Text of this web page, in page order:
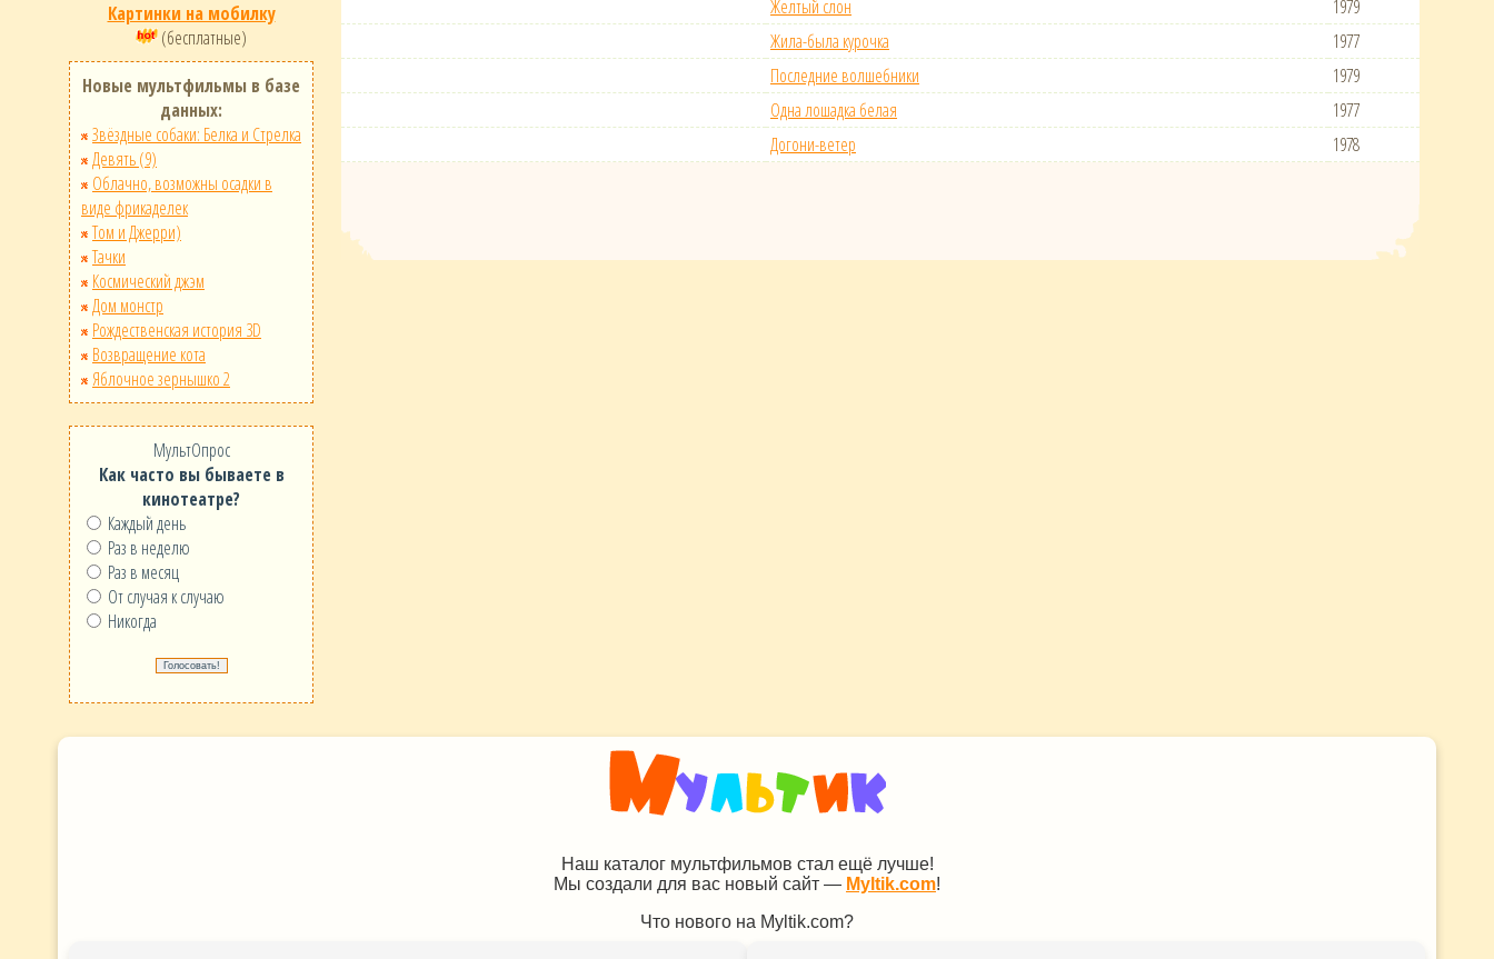
Картинки на мобилку
(бесплатные)
Новые мультфильмы в базе
данных:
Звёздные собаки: Белка и Стрелка
Девять (9)
Облачно, возможны осадки в
виде фрикаделек
Том и Джерри)
Тачки
Космический джэм
Дом монстр
Рождественская история 3D
Возвращение кота
Яблочное зернышко 2
МультОпрос
Как часто вы бываете в
кинотеатре?
Каждый день
Раз в неделю
Раз в месяц
От случая к случаю
Никогда
Желтый слон
1979
Жила-была курочка
1977
Последние волшебники
1979
Одна лошадка белая
1977
Догони-ветер
1978
Наш каталог мультфильмов стал ещё лучше!
Мы создали для вас новый сайт — Myltik.com!
Что нового на Myltik.com?